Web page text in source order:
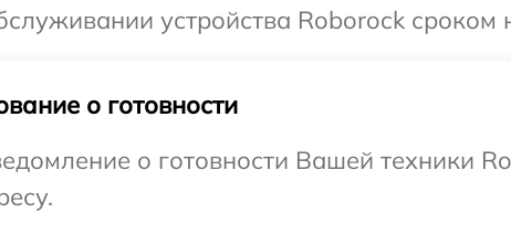
устройства Roborock сроком
о готовности
о готовности Вашей техники